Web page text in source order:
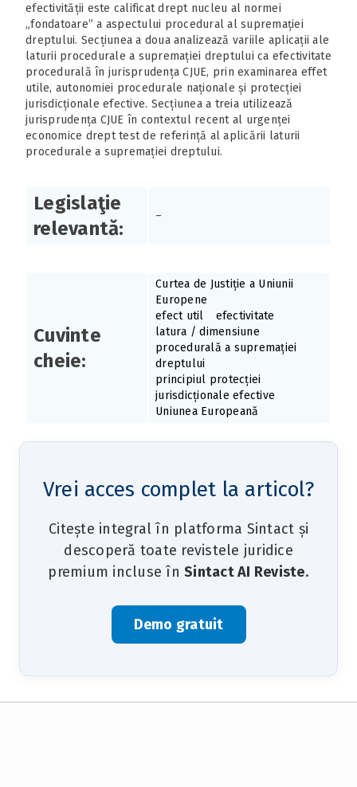
efectivității este calificat drept nucleu al normei
„fondatoare” a aspectului procedural al supremației
dreptului. Secțiunea a doua analizează variile aplicații ale
laturii procedurale a supremației dreptului ca efectivitate
procedurală în jurisprudența CJUE, prin examinarea effet
utile, autonomiei procedurale naționale și protecției
jurisdicționale efective. Secțiunea a treia utilizează
jurisprudența CJUE în contextul recent al urgenței
economice drept test de referință al aplicării laturii
procedurale a supremației dreptului.
Legislaţie
relevantă:
–
Cuvinte
cheie:
Curtea de Justiție a Uniunii
Europene
efect util
efectivitate
latura / dimensiune
procedurală a supremației
dreptului
principiul protecției
jurisdicționale efective
Uniunea Europeană
Vrei acces complet la articol?
Citește integral în platforma Sintact și
descoperă toate revistele juridice
premium incluse în Sintact AI Reviste.
Demo gratuit